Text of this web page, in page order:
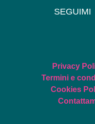
SEGUIMI
Privacy
Termini e
Cookies